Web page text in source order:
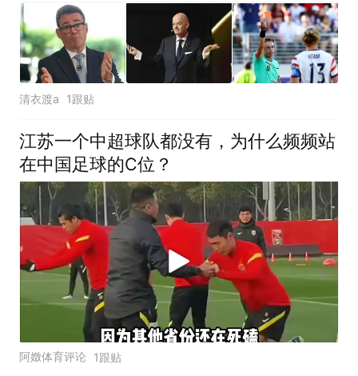
清衣渡a 1跟贴
江苏一个中超球队都没有，为什么频频站
在中国足球的C位？
阿嬍体育评论 1跟贴